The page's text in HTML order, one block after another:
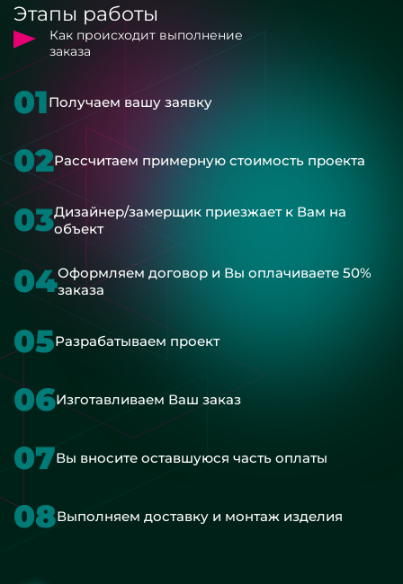
Этапы работы
Как происходит выполнение
заказа
01Получаем вашу заявку
02Рассчитаем примерную стоимость проекта
03Дизайнер/замерщик приезжает к Вам на
объект
04Оформляем договор и Вы оплачиваете 50%
заказа
05Разрабатываем проект
06Изготавливаем Ваш заказ
07Вы вносите оставшуюся часть оплаты
08Выполняем доставку и монтаж изделия